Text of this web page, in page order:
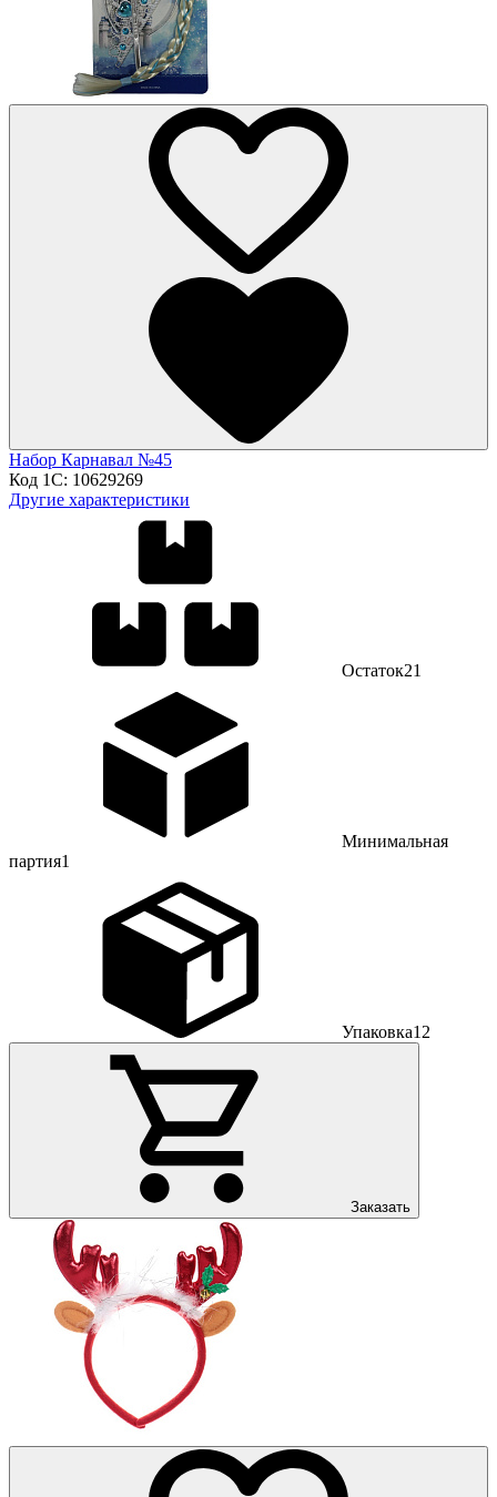
Набор Карнавал №45
Код 1С: 10629269
Другие характеристики
Остаток21
Минимальная
партия1
Упаковка12
Заказать